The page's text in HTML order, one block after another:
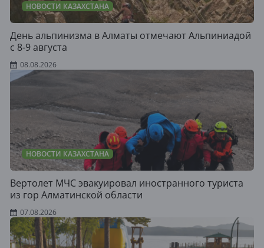
НОВОСТИ КАЗАХСТАНА
День альпинизма в Алматы отмечают Альпиниадой
с 8-9 августа
08.08.2026
НОВОСТИ КАЗАХСТАНА
Вертолет МЧС эвакуировал иностранного туриста
из гор Алматинской области
07.08.2026